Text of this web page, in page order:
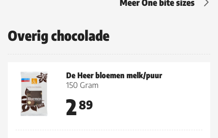
Overig chocolade
De Heer bloemen melk/puur
150 Gram
289